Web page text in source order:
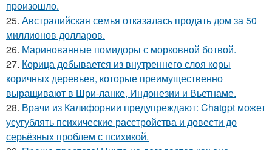
произошло.
25. Австралийская семья отказалась продать дом за 50
миллионов долларов.
26. Маринованные помидоры с морковной ботвой.
27. Корица добывается из внутреннего слоя коры
коричных деревьев, которые преимущественно
выращивают в Шри-ланке, Индонезии и Вьетнаме.
28. Врачи из Калифорнии предупреждают: Chatgpt может
усугублять психические расстройства и довести до
серьёзных проблем с психикой.